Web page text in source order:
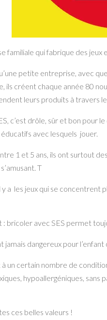
familiale qui fabrique des jeux
petite entreprise, avec
ils créent chaque année 80
leurs produits à travers le
c’est drôle, sûr et bon pour
avec lesquels jouer.
1 et 5 ans, ils ont surtout
T
y a les jeux qui se
bricoler avec SES permet
jamais dangereux pour l’enfant
un certain nombre de
hypoallergéniques,
ces belles valeurs !